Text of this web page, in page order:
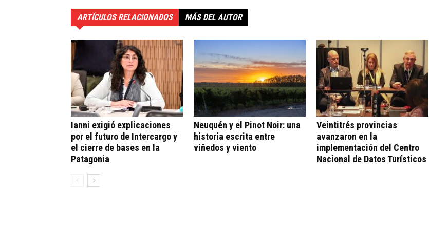
ARTÍCULOS RELACIONADOS MÁS DEL AUTOR
Ianni exigió explicaciones
por el futuro de Intercargo y
el cierre de bases en la
Patagonia
Neuquén y el Pinot Noir: una
historia escrita entre
viñedos y viento
Veintitrés provincias
avanzaron en la
implementación del Centro
Nacional de Datos Turísticos